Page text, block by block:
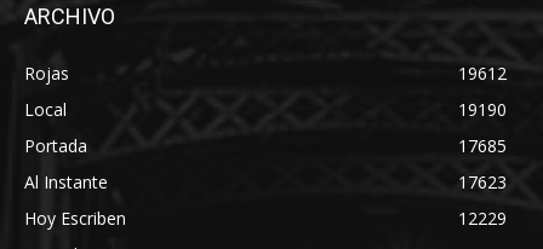
ARCHIVO
Rojas
19612
Local
19190
Portada
17685
Al Instante
17623
Hoy Escriben
12229